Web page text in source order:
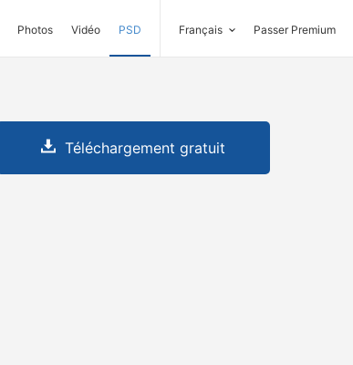
Photos Vidéo PSD Français Passer Premium
Téléchargement gratuit